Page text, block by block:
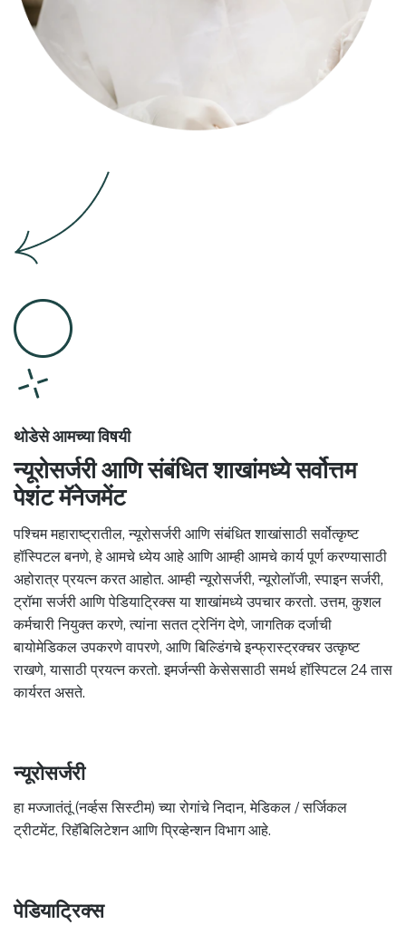
थोडेसे आमच्या विषयी
न्यूरोसर्जरी आणि संबंधित शाखांमध्ये सर्वोत्तम
पेशंट मॅनेजमेंट
पश्चिम महाराष्ट्रातील, न्यूरोसर्जरी आणि संबंधित शाखांसाठी सर्वोत्कृष्ट
हॉस्पिटल बनणे, हे आमचे ध्येय आहे आणि आम्ही आमचे कार्य पूर्ण करण्यासाठी
अहोरात्र प्रयत्न करत आहोत. आम्ही न्यूरोसर्जरी, न्यूरोलॉजी, स्पाइन सर्जरी,
ट्रॉमा सर्जरी आणि पेडियाट्रिक्स या शाखांमध्ये उपचार करतो. उत्तम, कुशल
कर्मचारी नियुक्त करणे, त्यांना सतत ट्रेनिंग देणे, जागतिक दर्जाची
बायोमेडिकल उपकरणे वापरणे, आणि बिल्डिंगचे इन्फ्रास्ट्रक्चर उत्कृष्ट
राखणे, यासाठी प्रयत्न करतो. इमर्जन्सी केसेससाठी समर्थ हॉस्पिटल 24 तास
कार्यरत असते.
न्यूरोसर्जरी
हा मज्जातंतूं (नर्व्हस सिस्टीम) च्या रोगांचे निदान, मेडिकल / सर्जिकल
ट्रीटमेंट, रिहॅबिलिटेशन आणि प्रिव्हेन्शन विभाग आहे.
पेडियाट्रिक्स